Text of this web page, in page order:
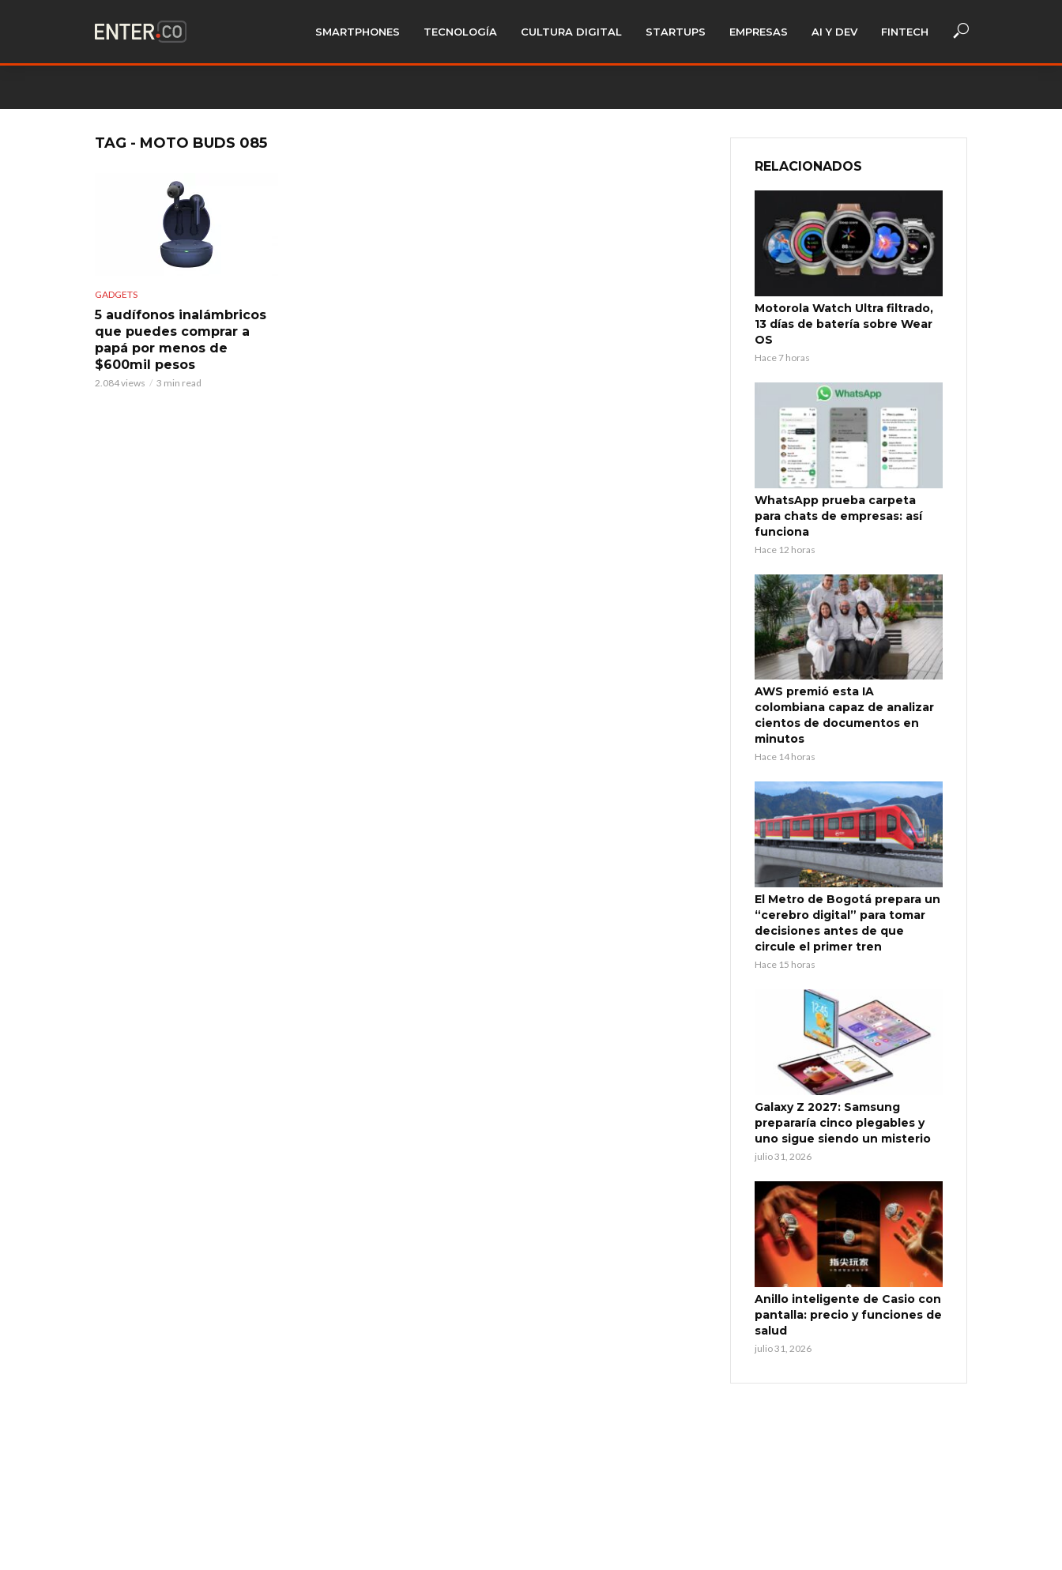
SMARTPHONES TECNOLOGÍA CULTURA DIGITAL STARTUPS EMPRESAS AI Y DEV FINTECH
TAG - MOTO BUDS 085
GADGETS
5 audífonos inalámbricos
que puedes comprar a
papá por menos de
$600mil pesos
2.084 views 3 min read
RELACIONADOS
Motorola Watch Ultra filtrado,
13 días de batería sobre Wear
OS
Hace 7 horas
WhatsApp prueba carpeta
para chats de empresas: así
funciona
Hace 12 horas
AWS premió esta IA
colombiana capaz de analizar
cientos de documentos en
minutos
Hace 14 horas
El Metro de Bogotá prepara un
“cerebro digital” para tomar
decisiones antes de que
circule el primer tren
Hace 15 horas
Galaxy Z 2027: Samsung
prepararía cinco plegables y
uno sigue siendo un misterio
julio 31, 2026
Anillo inteligente de Casio con
pantalla: precio y funciones de
salud
julio 31, 2026